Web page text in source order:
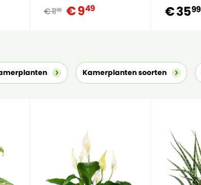
€ 1199 € 949 € 3599
Kamerplanten soorten